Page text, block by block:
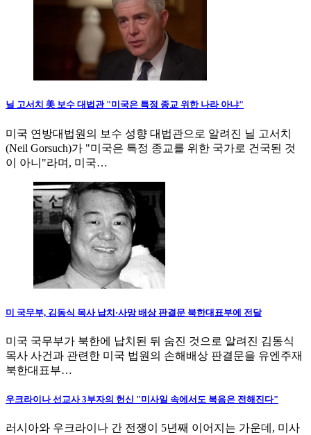
닐 고서치 美 보수 대법관 "미국은 특정 종교 위한 나라 아냐"
미국 연방대법원의 보수 성향 대법관으로 알려진 닐 고서치
(Neil Gorsuch)가 "미국은 특정 종교를 위한 국가로 건국된 것
이 아니"라며, 미국…
미 국무부, 김동식 목사 납치·사망 배상 판결문 북한대표부에 전달
미국 국무부가 북한에 납치된 뒤 숨진 것으로 알려진 김동식
목사 사건과 관련한 미국 법원의 손해배상 판결문을 유엔주재
북한대표부…
우크라이나 선교사 3부자의 헌신 "미사일 속에서도 복음은 전해진다"
러시아와 우크라이나 간 전쟁이 5년째 이어지는 가운데, 미사